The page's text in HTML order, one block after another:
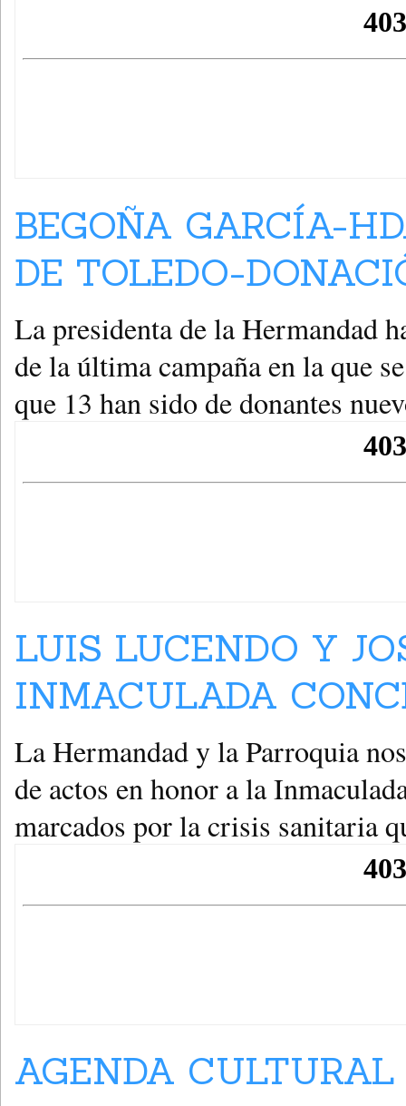
BEGOÑA GARCÍA-
DE TOLEDO-
La presidenta de la Hermandad
de la última campaña en la que
que 13 han sido de donantes
LUIS LUCENDO Y
INMACULADA
La Hermandad y la Parroquia
de actos en honor a la
marcados por la crisis sanitaria
AGENDA